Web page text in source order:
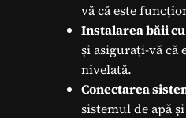
vă că este
Instalarea băii
și asigurați-vă că
nivelată.
Conectarea
sistemul de apă